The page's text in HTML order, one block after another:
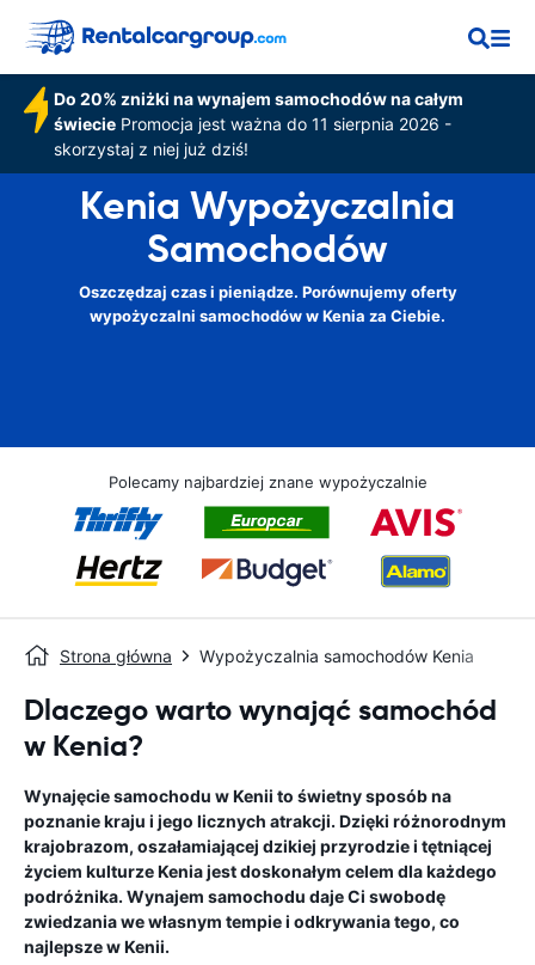
Do 20% zniżki na wynajem samochodów na całym
świeciePromocja jest ważna do 11 sierpnia 2026 -
skorzystaj z niej już dziś!
Kenia Wypożyczalnia
Samochodów
Oszczędzaj czas i pieniądze. Porównujemy oferty
wypożyczalni samochodów w Kenia za Ciebie.
Polecamy najbardziej znane wypożyczalnie
Strona główna Wypożyczalnia samochodów Kenia
Dlaczego warto wynająć samochód
w Kenia?
Wynajęcie samochodu w Kenii to świetny sposób na
poznanie kraju i jego licznych atrakcji. Dzięki różnorodnym
krajobrazom, oszałamiającej dzikiej przyrodzie i tętniącej
życiem kulturze Kenia jest doskonałym celem dla każdego
podróżnika. Wynajem samochodu daje Ci swobodę
zwiedzania we własnym tempie i odkrywania tego, co
najlepsze w Kenii.